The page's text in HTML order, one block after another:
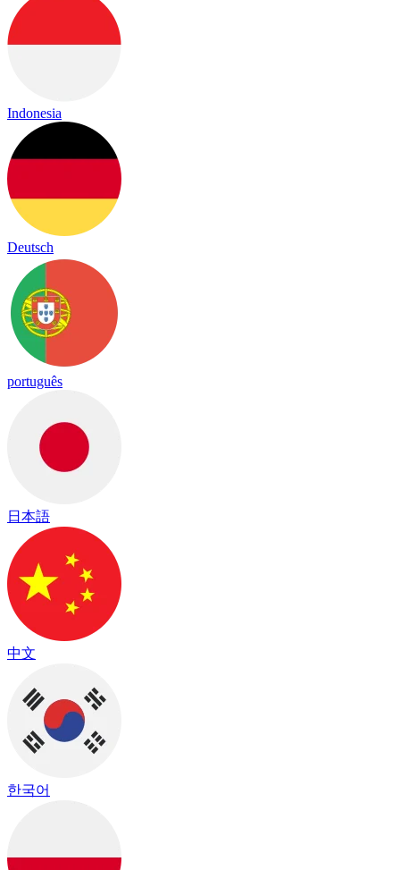
Indonesia
Deutsch
português
日本語
中文
한국어